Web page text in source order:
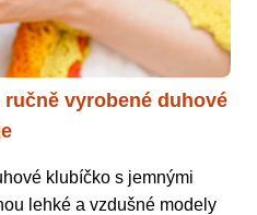
vyrobené duhové
klubíčko s jemnými
lehké a vzdušné modely